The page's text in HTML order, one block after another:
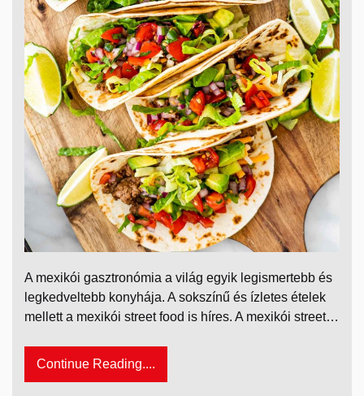
A mexikói gasztronómia a világ egyik legismertebb és
legkedveltebb konyhája. A sokszínű és ízletes ételek
mellett a mexikói street food is híres. A mexikói street…
Continue Reading....